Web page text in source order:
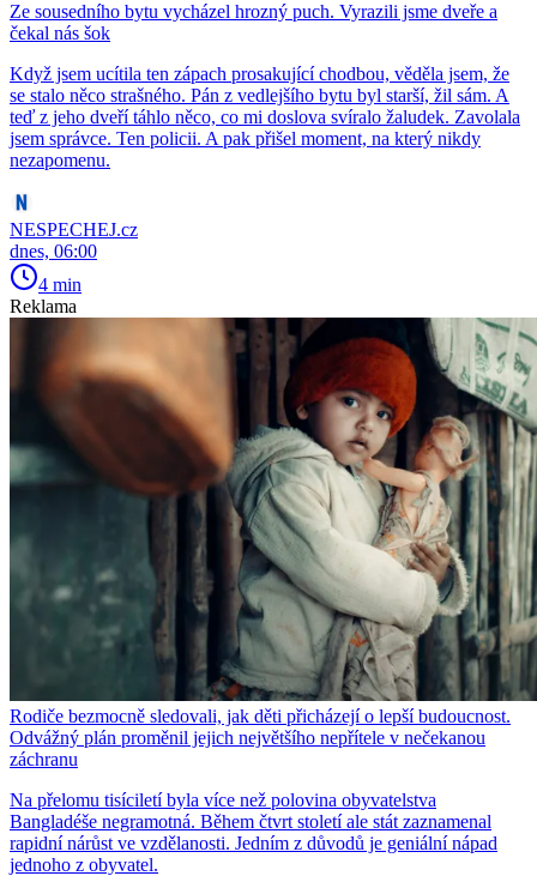
Ze sousedního bytu vycházel hrozný puch. Vyrazili jsme dveře a
čekal nás šok
Když jsem ucítila ten zápach prosakující chodbou, věděla jsem, že
se stalo něco strašného. Pán z vedlejšího bytu byl starší, žil sám. A
teď z jeho dveří táhlo něco, co mi doslova svíralo žaludek. Zavolala
jsem správce. Ten policii. A pak přišel moment, na který nikdy
nezapomenu.
NESPECHEJ.cz
dnes, 06:00
4 min
Reklama
Rodiče bezmocně sledovali, jak děti přicházejí o lepší budoucnost.
Odvážný plán proměnil jejich největšího nepřítele v nečekanou
záchranu
Na přelomu tisíciletí byla více než polovina obyvatelstva
Bangladéše negramotná. Během čtvrt století ale stát zaznamenal
rapidní nárůst ve vzdělanosti. Jedním z důvodů je geniální nápad
jednoho z obyvatel.